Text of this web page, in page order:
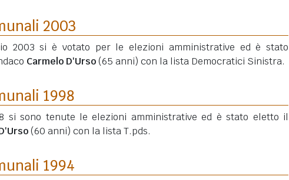
2003
2003 si è votato per le elezioni amministrative ed è stato
Carmelo D'Urso(65 anni) con la lista Democratici Sinistra.
1998
si sono tenute le elezioni amministrative ed è stato eletto il
(60 anni) con la lista T.pds.
1994